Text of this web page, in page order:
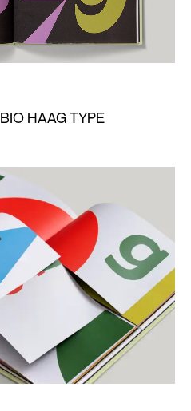
HAAG TYPE